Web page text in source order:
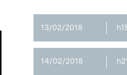
13/02/2018
14/02/2018